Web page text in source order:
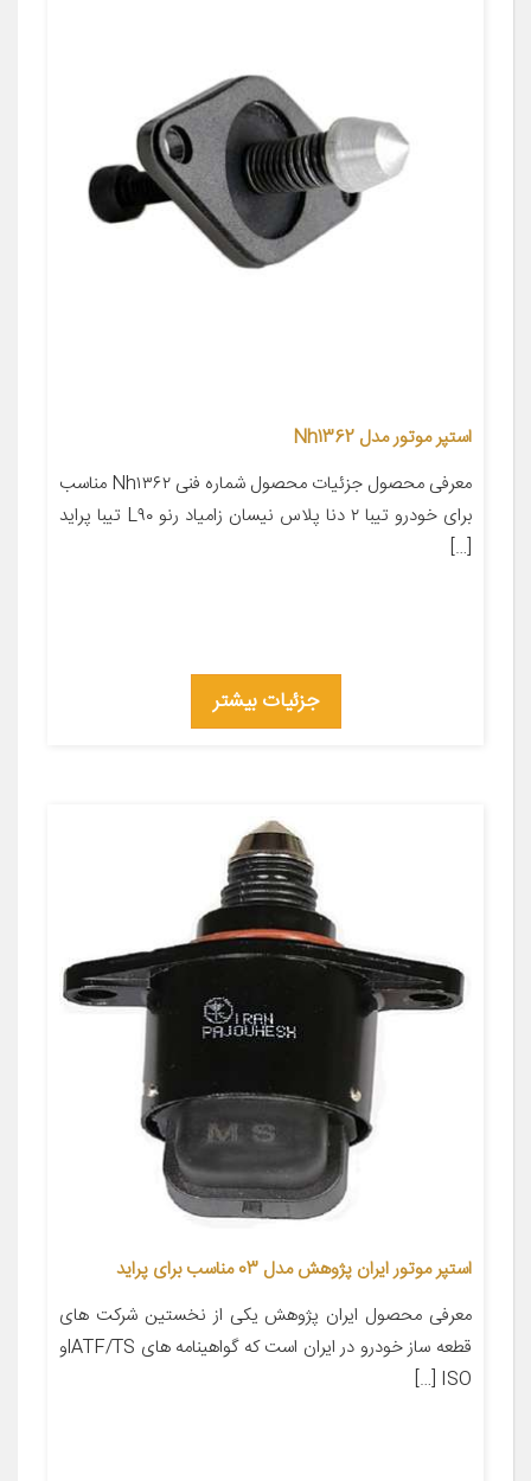
استپر موتور مدل Nh1362
معرفی محصول جزئیات محصول شماره فنی Nh۱۳۶۲ مناسب
برای خودرو تیبا ۲ دنا پلاس نیسان زامیاد رنو L۹۰ تیبا پراید
[…]
جزئیات بیشتر
استپر موتور ایران پژوهش مدل 03 مناسب برای پراید
معرفی محصول ایران پژوهش یکی از نخستین شرکت های
قطعه ساز خودرو در ایران است که گواهینامه های lATF/TSو
ISO […]